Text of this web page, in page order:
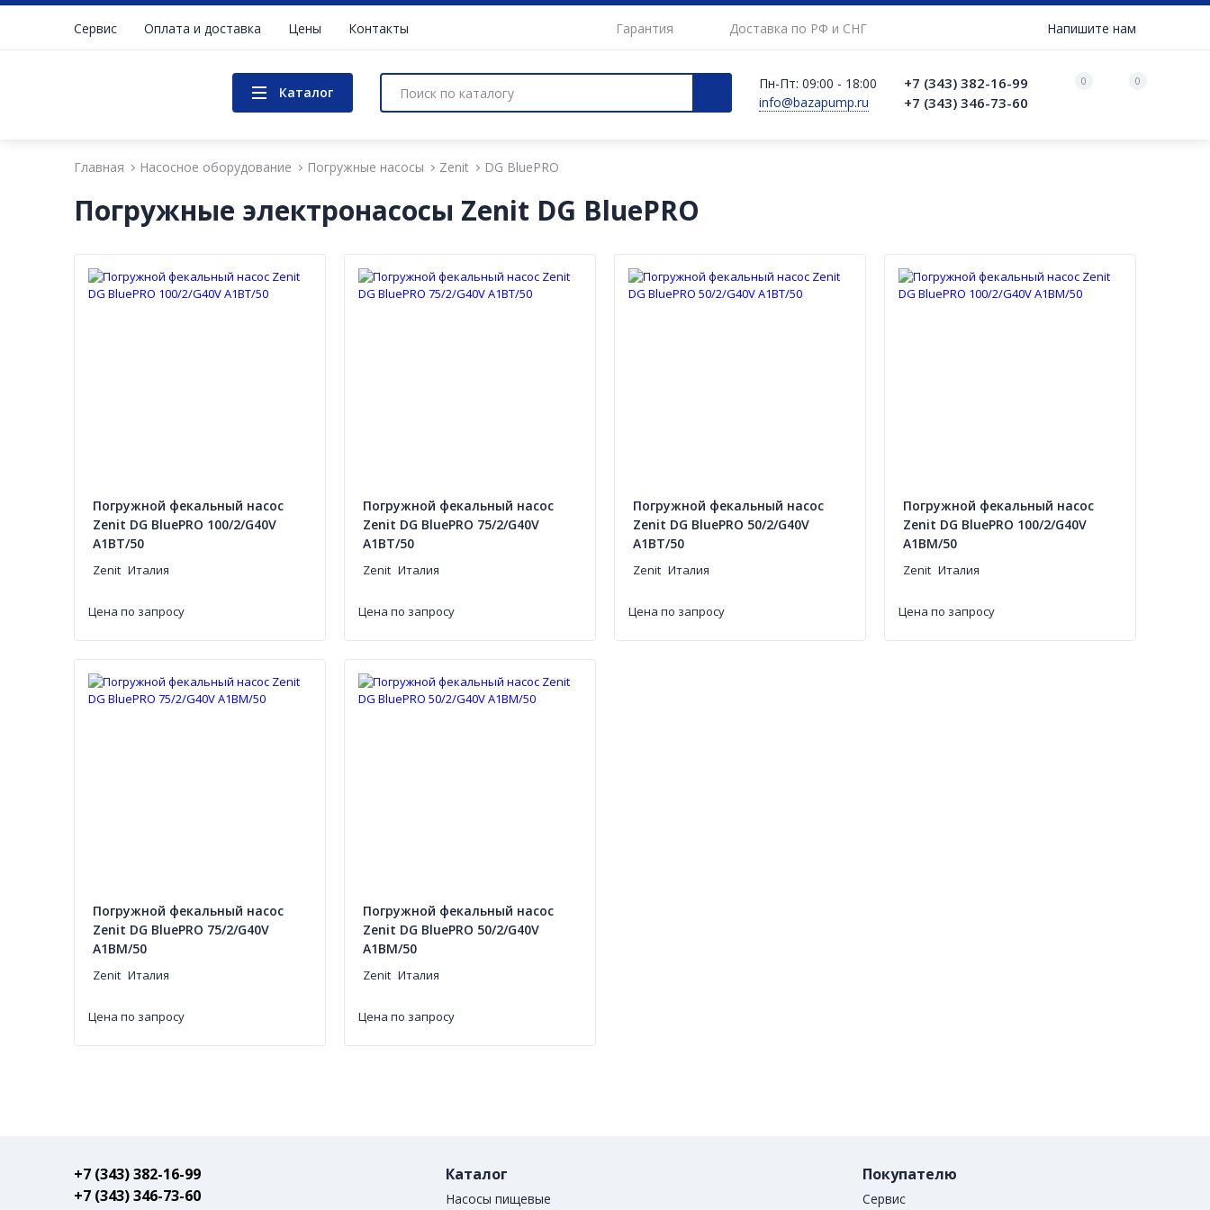
Сервис Оплата и доставка Цены Контакты Гарантия Доставка по РФ и СНГ Напишите нам
Каталог
Пн-Пт: 09:00 - 18:00
info@bazapump.ru
+7 (343) 382-16-99
+7 (343) 346-73-‬60
0 0
Главная Насосное оборудование Погружные насосы Zenit DG BluePRO
Погружные электронасосы Zenit DG BluePRO
Погружной фекальный насос
Zenit DG BluePRO 100/2/G40V
A1BT/50
Zenit Италия
Цена по запросу
Погружной фекальный насос
Zenit DG BluePRO 75/2/G40V
A1BT/50
Zenit Италия
Цена по запросу
Погружной фекальный насос
Zenit DG BluePRO 50/2/G40V
A1BT/50
Zenit Италия
Цена по запросу
Погружной фекальный насос
Zenit DG BluePRO 100/2/G40V
A1BM/50
Zenit Италия
Цена по запросу
Погружной фекальный насос
Zenit DG BluePRO 75/2/G40V
A1BM/50
Zenit Италия
Цена по запросу
Погружной фекальный насос
Zenit DG BluePRO 50/2/G40V
A1BM/50
Zenit Италия
Цена по запросу
+7 (343) 382-16-99
+7 (343) 346-73-‬60
Каталог
Насосы пищевые
Покупателю
Сервис